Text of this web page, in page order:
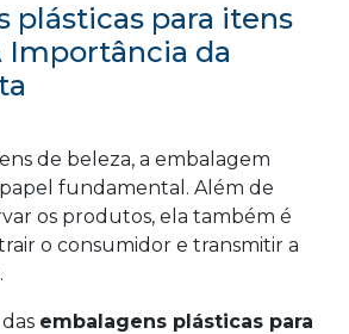
plásticas para itens
Importância da
de beleza, a embalagem
fundamental. Além de
os produtos, ela também é
o consumidor e transmitir a
embalagens plásticas para